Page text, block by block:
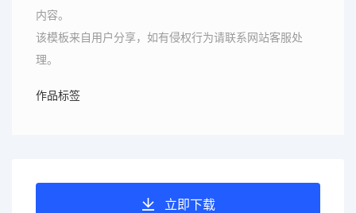
内容。
该模板来自用户分享，如有侵权行为请联系网站客服处
理。
作品标签
立即下载